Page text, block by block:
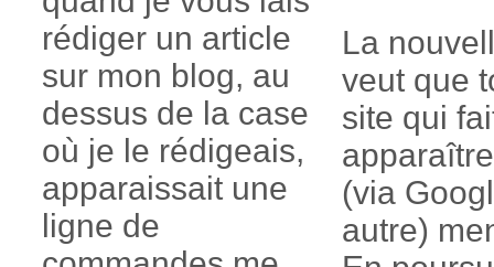
rédiger un article
sur mon blog, au
dessus de la case
où je le rédigeais,
apparaissait une
ligne de
La
veut que
site qui
(via
autre)